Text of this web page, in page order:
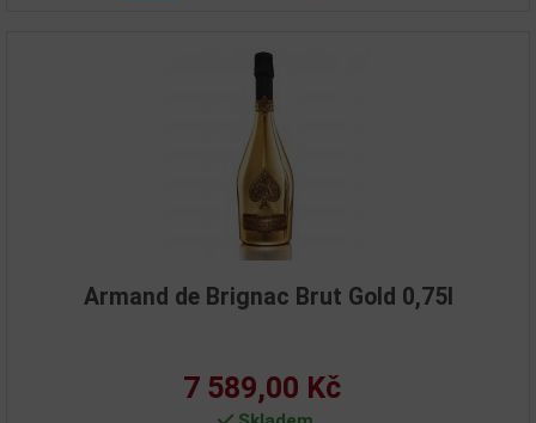
Armand de Brignac Brut Gold 0,75l
7 589,00 Kč